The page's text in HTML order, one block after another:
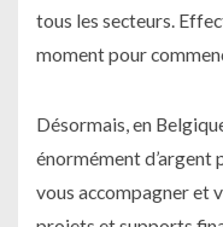
tous les secteurs.
moment pour
Désormais, en
énormément d’argent
vous accompagner et